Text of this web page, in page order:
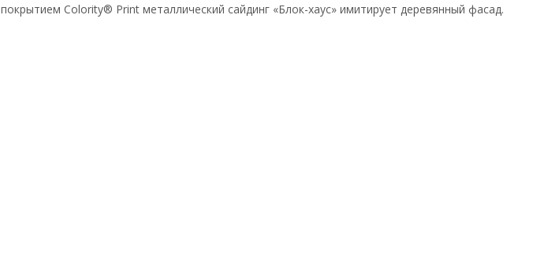
Colority® Print металлический сайдинг «Блок-хаус» имитирует деревянный фасад.